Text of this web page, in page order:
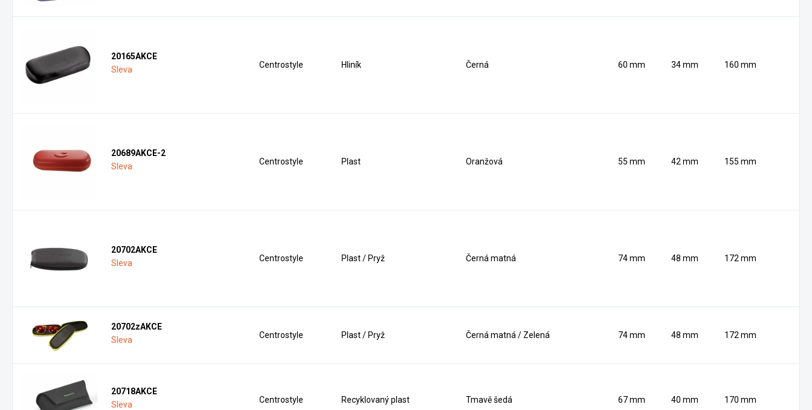
20165AKCE
Sleva
Centrostyle Hliník Černá 60 mm 34 mm 160 mm
20689AKCE-2
Sleva
Centrostyle Plast Oranžová 55 mm 42 mm 155 mm
20702AKCE
Sleva
Centrostyle Plast / Pryž Černá matná 74 mm 48 mm 172 mm
20702zAKCE
Sleva
Centrostyle Plast / Pryž Černá matná / Zelená 74 mm 48 mm 172 mm
20718AKCE
Sleva
Centrostyle Recyklovaný plast Tmavě šedá 67 mm 40 mm 170 mm